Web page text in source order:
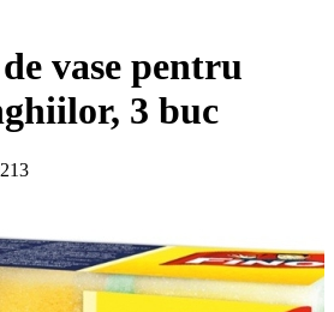
vase pentru
3 buc